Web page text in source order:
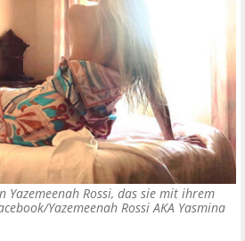
Rossi, das sie mit ihrem
Yazemeenah Rossi AKA Yasmina